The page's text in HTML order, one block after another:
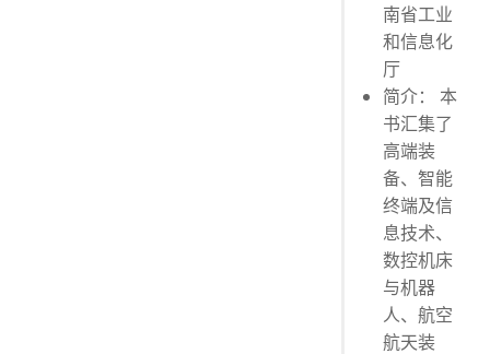
南省工业
和信息化
厅
简介： 本
书汇集了
高端装
备、智能
终端及信
息技术、
数控机床
与机器
人、航空
航天装